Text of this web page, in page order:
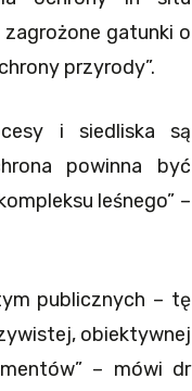
gatunki o
przyrody”.
i siedliska są
powinna być
leśnego” –
publicznych – tę
obiektywnej
– mówi dr